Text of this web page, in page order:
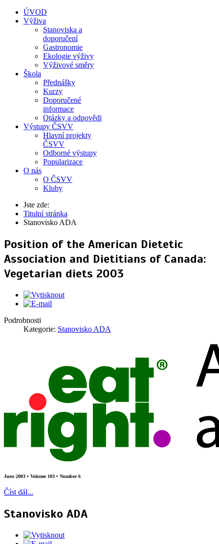
ÚVOD
Výživa
Stanoviska a
doporučení
Gastronomie
Ekologie výživy
Výživové směry
Škola
Přednášky
Kurzy
Doporučené
informace
Otázky a odpovědi
Výstupy ČSVV
Hlavní projekty
ČSVV
Odborné výstupy
Popularizace
O nás
O ČSVV
Kluby
Jste zde:
Titulní stránka
Stanovisko ADA
Position of the American Dietetic
Association and Dietitians of Canada:
Vegetarian diets 2003
Podrobnosti
Kategorie: Stanovisko ADA
June 2003 • Volume 103 • Number 6
Číst dál...
Stanovisko ADA